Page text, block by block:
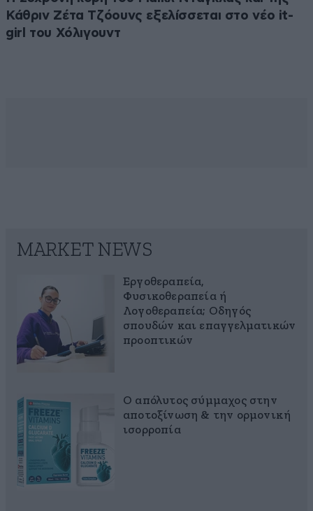
Κάθριν Ζέτα Τζόουνς εξελίσσεται στο νέο it-
girl του Χόλιγουντ
MARKET NEWS
Εργοθεραπεία,
Φυσικοθεραπεία ή
Λογοθεραπεία; Οδηγός
σπουδών και επαγγελματικών
προοπτικών
Ο απόλυτος σύμμαχος στην
αποτοξίνωση & την ορμονική
ισορροπία